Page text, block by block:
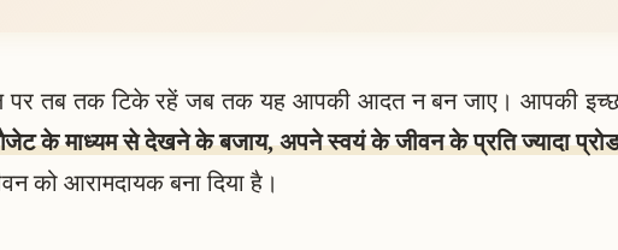
तब तक टिके रहें जब तक यह आपकी आदत न बन जाए। आपकी
के माध्यम से देखने के बजाय, अपने स्वयं के जीवन के प्रति ज्यादा
आरामदायक बना दिया है।